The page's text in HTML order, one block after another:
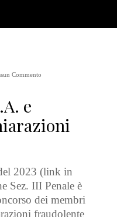
Commento
e
2023 (link in
Sez. III Penale è
dei membri
fraudolente